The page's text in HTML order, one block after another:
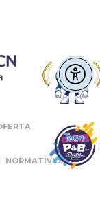
NORMATIVIDAD